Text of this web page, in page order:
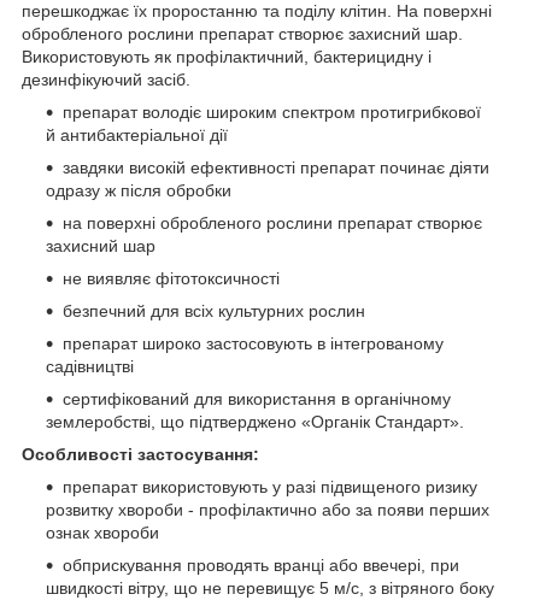
перешкоджає їх проростанню та поділу клітин. На поверхні
обробленого рослини препарат створює захисний шар.
Використовують як профілактичний, бактерицидну і
дезинфікуючий засіб.
препарат володіє широким спектром протигрибкової
й антибактеріальної дії
завдяки високій ефективності препарат починає діяти
одразу ж після обробки
на поверхні обробленого рослини препарат створює
захисний шар
не виявляє фітотоксичності
безпечний для всіх культурних рослин
препарат широко застосовують в інтегрованому
садівництві
сертифікований для використання в органічному
землеробстві, що підтверджено «Органік Стандарт».
Особливості застосування:
препарат використовують у разі підвищеного ризику
розвитку хвороби - профілактично або за появи перших
ознак хвороби
обприскування проводять вранці або ввечері, при
швидкості вітру, що не перевищує 5 м/с, з вітряного боку